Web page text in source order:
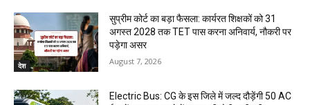
देश
सुप्रीम कोर्ट का बड़ा फैसला: कार्यरत शिक्षकों को 31
अगस्त 2028 तक TET पास करना अनिवार्य, नौकरी पर
पड़ेगा असर
August 7, 2026
Electric Bus: CG के इस जिले में जल्द दौड़ेंगी 50 AC